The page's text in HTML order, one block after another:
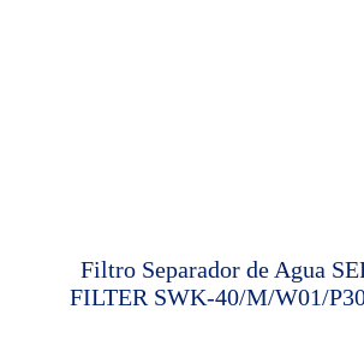
Filtro Separador de Agua
FILTER SWK-40/M/W01/